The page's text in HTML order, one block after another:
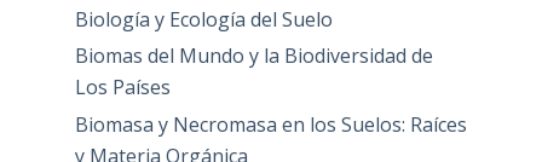
Biología y Ecología del Suelo
Biomas del Mundo y la Biodiversidad de
Los Países
Biomasa y Necromasa en los Suelos: Raíces
y Materia Orgánica